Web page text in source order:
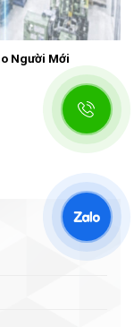
Người Mới